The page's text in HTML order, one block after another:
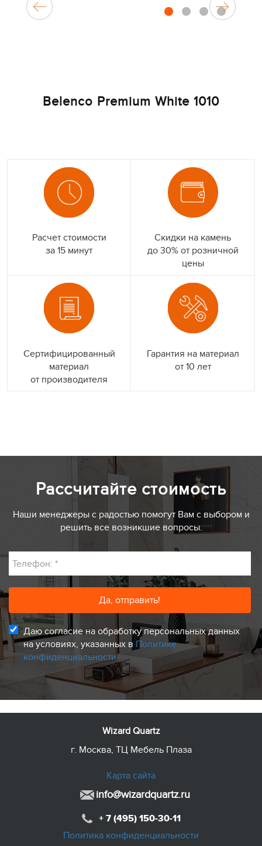
1 2 3 4
Belenco Premium White 1010
Расчет стоимости
за 15 минут
Скидки на камень
до 30% от розничной
цены
Сертифицированный
материал
от производителя
Гарантия на материал
от 10 лет
Рассчитайте стоимость
Наши менеджеры с радостью помогут Вам с выбором и
решить все возникшие вопросы.
Телефон: *
Даю согласие на обработку персональных данных
на условиях, указанных в Политике
конфиденциальности
Wizard Quartz
г. Москва, ТЦ Мебель Плаза
Карта сайта
info@wizardquartz.ru
+ 7 (495) 150-30-11
Политика конфиденциальности